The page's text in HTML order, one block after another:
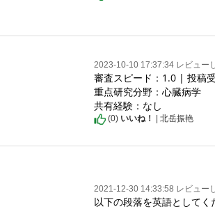
2023-10-10 17:37:34 レビュー
審査スピード：1.0 | 投稿
重点研究分野：心臓病学
共有経験：なし
(0) いいね！ | 北岳振艳
2021-12-30 14:33:58 レビュー
以下の段落を英語として